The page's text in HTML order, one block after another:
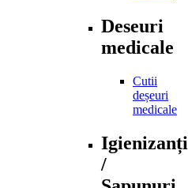
Deseuri
medicale
Cutii
deșeuri
medicale
Igienizanți
/